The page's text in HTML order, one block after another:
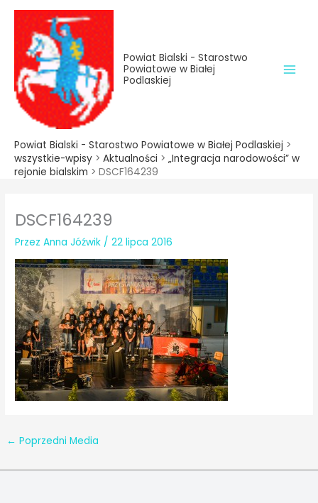
treści
Przejdź
treści
Powiat Bialski - Starostwo
Powiatowe w Białej
Podlaskiej
Powiat Bialski - Starostwo Powiatowe w Białej Podlaskiej >
wszystkie-wpisy > Aktualności > „Integracja narodowości” w
rejonie bialskim > DSCF164239
DSCF164239
PrzezAnna Jóźwik /22 lipca 2016
← Poprzedni Media